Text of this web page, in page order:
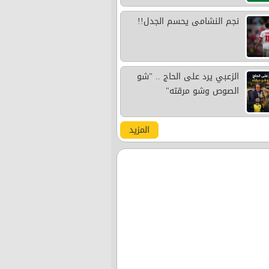
نجم النشامى يحسم الجدل!!
الزعبي يرد على الحاج .. "شو
الصوص وشو مرقته"
المزيد